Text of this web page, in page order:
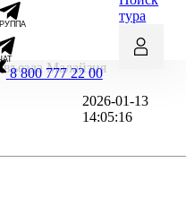
8 800 777 22 00
тура
Малайзия
2026-01-13
14:05:16